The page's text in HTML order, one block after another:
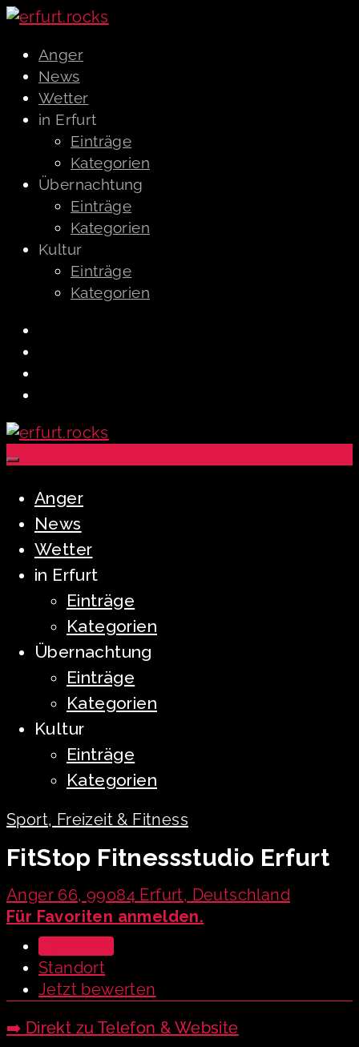
Anger
News
Wetter
in Erfurt
Einträge
Kategorien
Übernachtung
Einträge
Kategorien
Kultur
Einträge
Kategorien
Anger
News
Wetter
in Erfurt
Einträge
Kategorien
Übernachtung
Einträge
Kategorien
Kultur
Einträge
Kategorien
Sport, Freizeit & Fitness
FitStop Fitnessstudio Erfurt
Anger 66, 99084 Erfurt, Deutschland
Für Favoriten anmelden.
Standort
Jetzt bewerten
➡️ Direkt zu Telefon & Website